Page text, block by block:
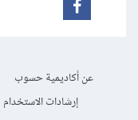
عن أكاديمية حسوب
إرشادات الاستخدام